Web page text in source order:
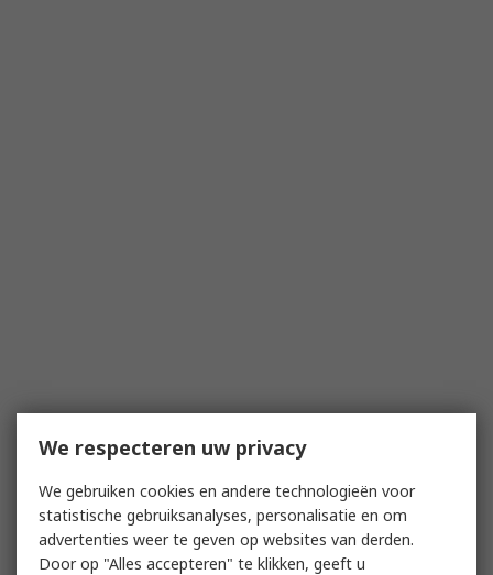
We respecteren uw privacy
We gebruiken cookies en andere technologieën voor
statistische gebruiksanalyses, personalisatie en om
advertenties weer te geven op websites van derden.
Door op "Alles accepteren" te klikken, geeft u